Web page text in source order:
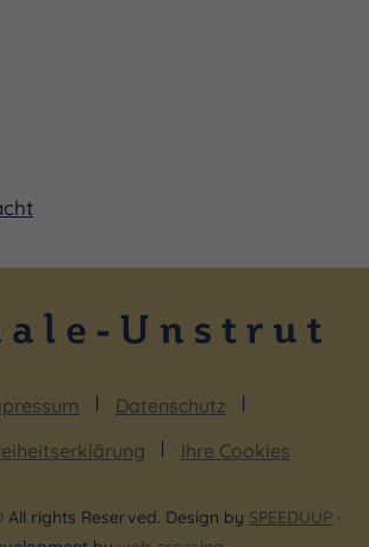
Datenschutz
Ihre Cookies
rights Reserved. Design by SPEEDUUP ·